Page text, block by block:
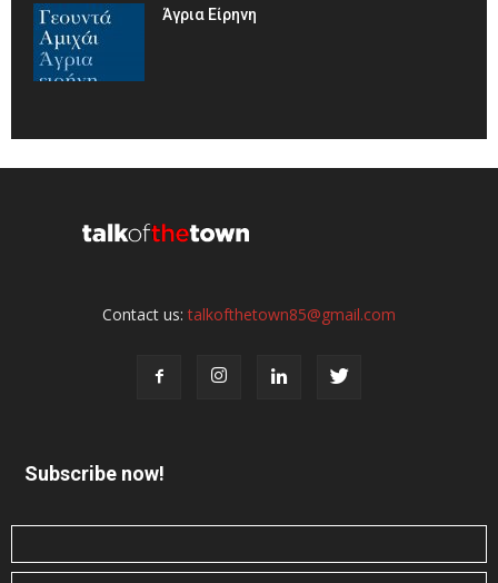
Άγρια Είρηνη
Contact us:talkofthetown85@gmail.com
Subscribe now!